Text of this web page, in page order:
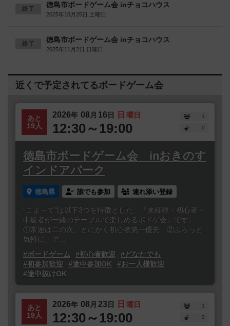
終了 徳島市ボードゲーム会 inチョコハウス
2025年10月25日 土曜日
終了 徳島市ボードゲーム会 inチョコハウス
2025年11月2日 日曜日
近くで予定されてるボードゲーム会
あと
19人
2026年 08 月 16日 日 曜日
12:30～19:00
1
0
徳島市ボードゲーム会 inおきのす
インドアパーク
徳島県 誰でも参加 連れ添い登録
"こよ～て"は以下3つを特徴とした、「未経験・初心者・
中級者が一緒のテーブルで楽しめるボドゲ会」です。
①常連は二の次、とにかく初心者第一優先 ②ふらっと
気軽に、ア...
#ボードゲーム
#初心者歓迎
#どなたでも
#初参加歓迎
#途中参加OK
#お一人様歓迎
#途中抜けOK
あと
19人
2026年 08 月 23日 日 曜日
12:30～19:00
1
0